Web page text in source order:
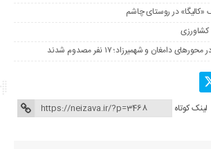
در روستای چاشم
کشاورزی
دامغان و شهمیرزاد؛ ۱۷ نفر مصدوم شدند
لینک کوتاه